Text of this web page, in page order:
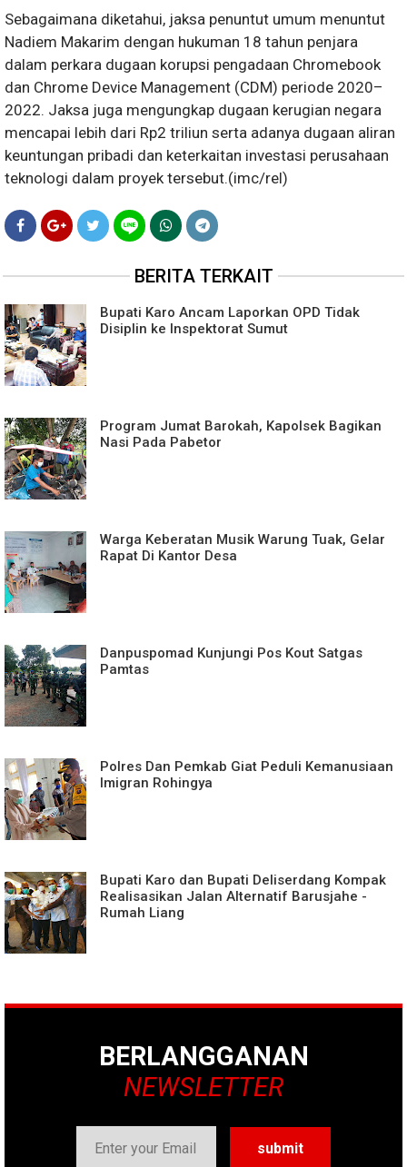
Sebagaimana diketahui, jaksa penuntut umum menuntut
Nadiem Makarim dengan hukuman 18 tahun penjara
dalam perkara dugaan korupsi pengadaan Chromebook
dan Chrome Device Management (CDM) periode 2020–
2022. Jaksa juga mengungkap dugaan kerugian negara
mencapai lebih dari Rp2 triliun serta adanya dugaan aliran
keuntungan pribadi dan keterkaitan investasi perusahaan
teknologi dalam proyek tersebut.(imc/rel)
BERITA TERKAIT
Bupati Karo Ancam Laporkan OPD Tidak
Disiplin ke Inspektorat Sumut
Program Jumat Barokah, Kapolsek Bagikan
Nasi Pada Pabetor
Warga Keberatan Musik Warung Tuak, Gelar
Rapat Di Kantor Desa
Danpuspomad Kunjungi Pos Kout Satgas
Pamtas
Polres Dan Pemkab Giat Peduli Kemanusiaan
Imigran Rohingya
Bupati Karo dan Bupati Deliserdang Kompak
Realisasikan Jalan Alternatif Barusjahe -
Rumah Liang
BERLANGGANAN
NEWSLETTER